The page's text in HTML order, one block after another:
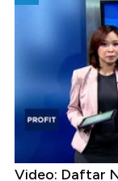
Video: Daftar